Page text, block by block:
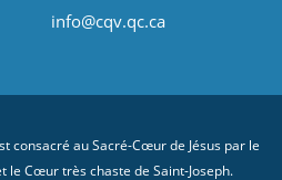
info@cqv.qc.ca
consacré au Sacré-Cœur de Jésus par le
Cœur très chaste de Saint-Joseph.